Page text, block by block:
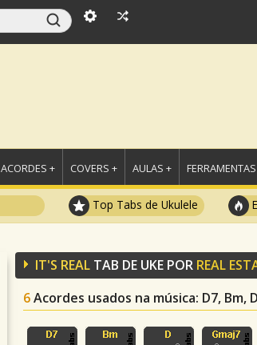
+ COVERS + AULAS +
Top Tabs de Ukulele
IT'S REAL TAB DE UKE POR REAL
6Acordes usados na música: D7, Bm,